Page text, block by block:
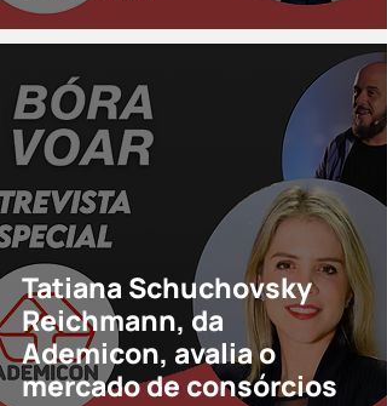
Tatiana Schuchovsky
Reichmann, da
Ademicon, avalia o
mercado de consórcios